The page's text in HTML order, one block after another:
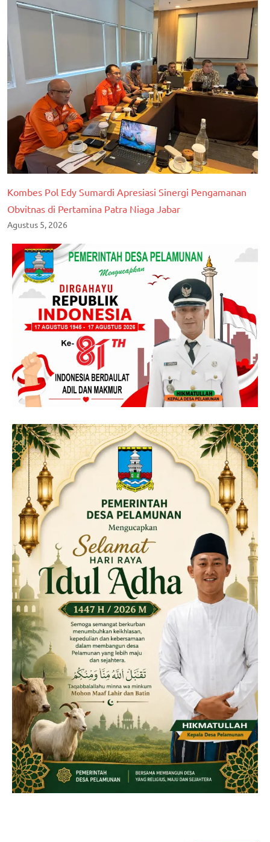
Kombes Pol Edy Sumardi Apresiasi Sinergi Pengamanan
Obvitnas di Pertamina Patra Niaga Jabar
Agustus 5, 2026